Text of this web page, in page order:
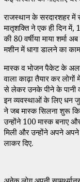
राजस्थान के सरदारशहर में
मातृशक्ति ने एक ही दिन
की 80 वर्षीया माया
मशीन में धागा डालने का
मास्क व भोजन पैकेट के
वाला काढ़ा तैयार कर लोगों
से लेकर उनके पीने के पानी व
इन व्यवस्थाओं के लिए धन
ने जब मास्क सिलना शुरू
उन्होंने 100 मास्क बनाए
मिली और उन्होंने अपने
लाकर दिए.